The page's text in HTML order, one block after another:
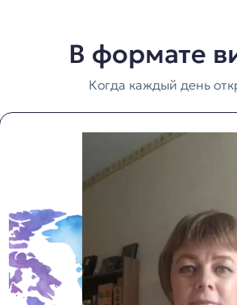
В формате
Когда каждый день